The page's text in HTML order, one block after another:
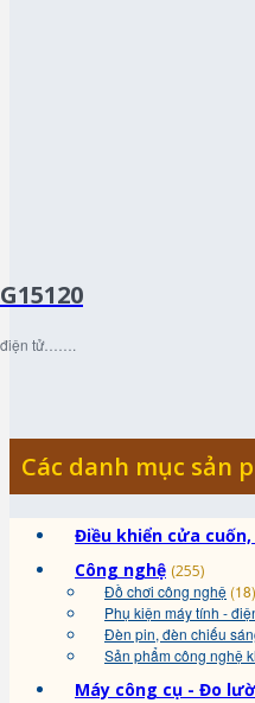
điện tử…….
Các danh mục sản
Điều khiển cửa cuốn,
Công nghệ (255)
Đồ chơi công nghệ (18)
Phụ kiện máy tính -
Đèn pin, đèn chiếu
Sản phẩm công nghệ
Máy công cụ - Đo